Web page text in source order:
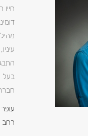
בעל
רחב